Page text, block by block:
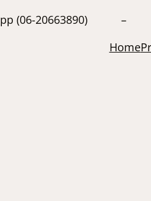
(06-20663890)
Home